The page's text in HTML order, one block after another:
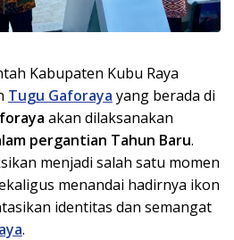
Kabupaten Kubu Raya
Tugu Gaforaya yang berada di
akan dilaksanakan
pergantian Tahun Baru.
menjadi salah satu momen
menandai hadirnya ikon
identitas dan semangat
.